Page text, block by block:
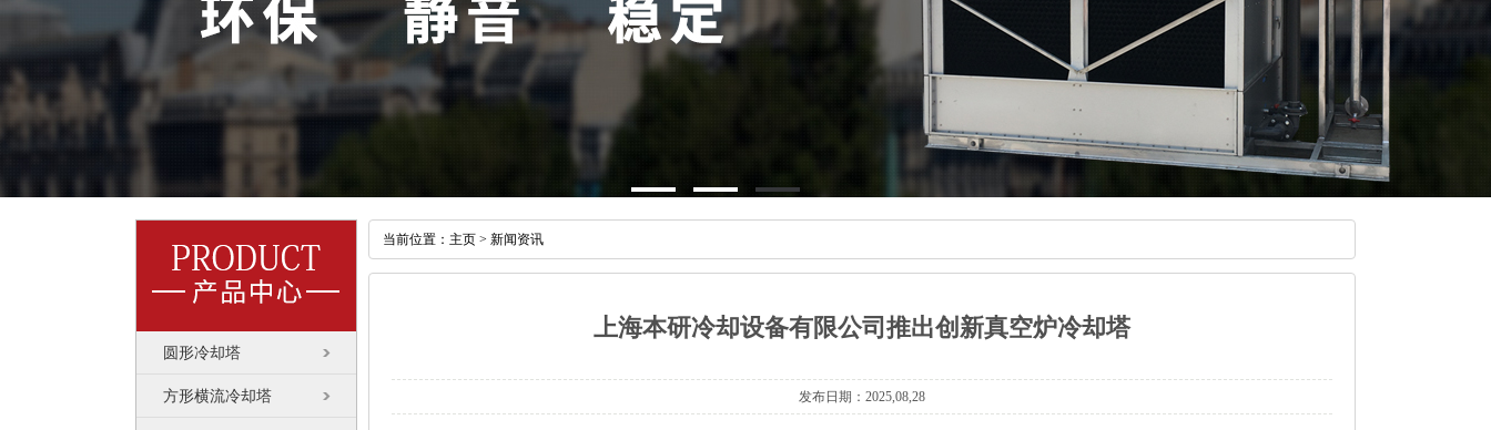
圆形冷却塔
方形横流冷却塔
当前位置： 主页 > 新闻资讯
上海本研冷却设备有限公司推出创新真空炉冷却塔
发布日期：2025,08,28